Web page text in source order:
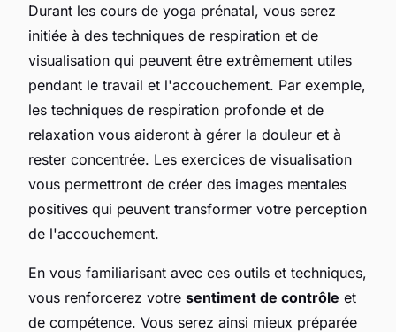
Durant les cours de yoga prénatal, vous serez
initiée à des techniques de respiration et de
visualisation qui peuvent être extrêmement utiles
pendant le travail et l'accouchement. Par exemple,
les techniques de respiration profonde et de
relaxation vous aideront à gérer la douleur et à
rester concentrée. Les exercices de visualisation
vous permettront de créer des images mentales
positives qui peuvent transformer votre perception
de l'accouchement.
En vous familiarisant avec ces outils et techniques,
vous renforcerez votre sentiment de contrôle et
de compétence. Vous serez ainsi mieux préparée